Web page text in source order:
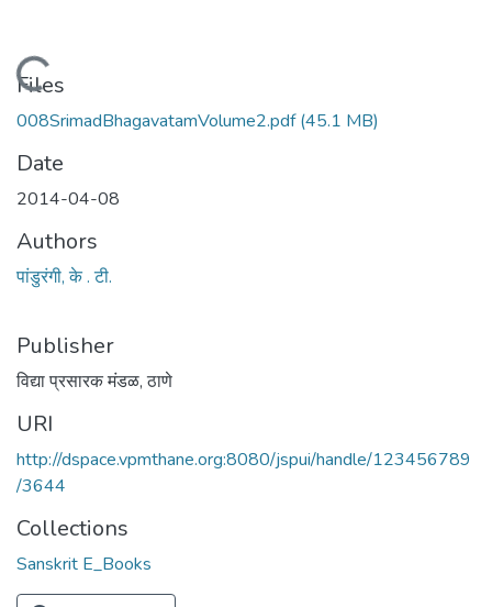
Loading...
Files
008SrimadBhagavatamVolume2.pdf(45.1 MB)
Date
2014-04-08
Authors
पांडुरंगी, के . टी.
Publisher
विद्या प्रसारक मंडळ, ठाणे
URI
http://dspace.vpmthane.org:8080/jspui/handle/123456789
/3644
Collections
Sanskrit E_Books